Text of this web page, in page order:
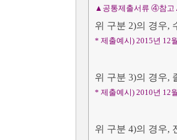
▲공통제출서류 ④참
위 구분 2)의 경우,
* 제출예시) 2015년 12
위 구분 3)의 경우,
* 제출예시) 2010년 12
위 구분 4)의 경우,